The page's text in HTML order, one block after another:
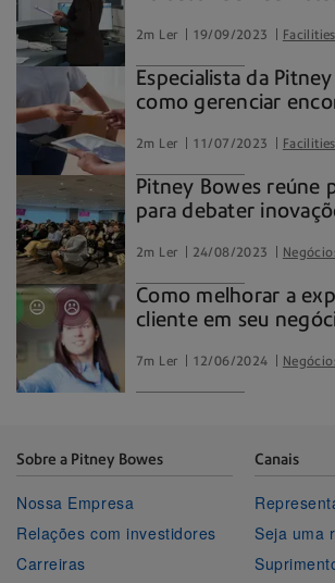
2m Ler 19/09/2023 Facilities
Especialista da
como gerenciar
2m Ler 11/07/2023 Facilities
Pitney Bowes reúne
para debater
2m Ler 24/08/2023
Como melhorar a
cliente em seu
7m Ler 12/06/2024
Sobre a Pitney Bowes
Nossa Empresa
Relações com investidores
Carreiras
Canais
Seja uma